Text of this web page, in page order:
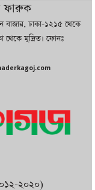
‘এত দাম তো
ফারুক
বাজার, ঢাকা-১২১৫ থেকে
থেকে মুদ্রিত। ফোনঃ
২০২০)